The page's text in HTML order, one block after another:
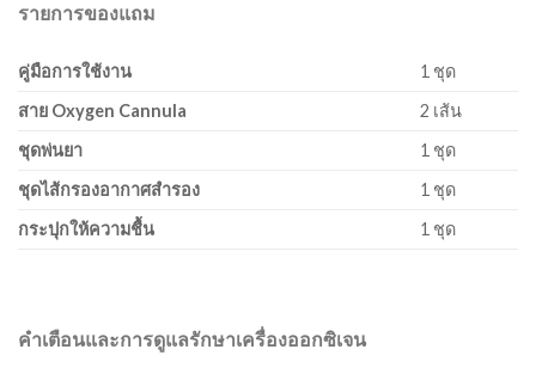
รายการของแถม
คู่มือการใช้งาน
1 ชุด
สาย Oxygen Cannula
2 เส้น
ชุดพ่นยา
1 ชุด
ชุดไส้กรองอากาศสำรอง
1 ชุด
กระปุกให้ความชื้น
1 ชุด
คำเตือนและการดูแลรักษาเครื่องออกซิเจน